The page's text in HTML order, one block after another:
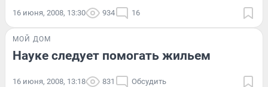
16 июня, 2008, 13:30 934 16
МОЙ ДОМ
Науке следует помогать жильем
16 июня, 2008, 13:18 831 Обсудить